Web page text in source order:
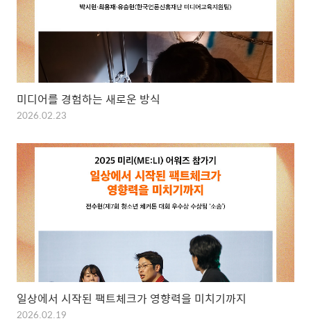
미디어를 경험하는 새로운 방식
2026.02.23
일상에서 시작된 팩트체크가 영향력을 미치기까지
2026.02.19